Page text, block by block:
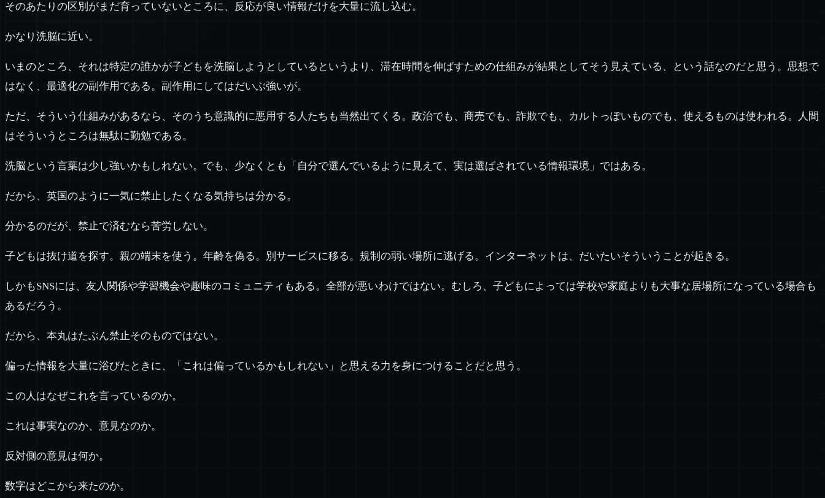
そのあたりの区別がまだ育っていないところに、反応が良い情報だけを大量に流し込む。
かなり洗脳に近い。
いまのところ、それは特定の誰かが子どもを洗脳しようとしているというより、滞在時間を伸ばすための仕組みが結果としてそう見えている、という話なのだと思う。思想で
はなく、最適化の副作用である。副作用にしてはだいぶ強いが。
ただ、そういう仕組みがあるなら、そのうち意識的に悪用する人たちも当然出てくる。政治でも、商売でも、詐欺でも、カルトっぽいものでも、使えるものは使われる。人間
はそういうところは無駄に勤勉である。
洗脳という言葉は少し強いかもしれない。でも、少なくとも「自分で選んでいるように見えて、実は選ばされている情報環境」ではある。
だから、英国のように一気に禁止したくなる気持ちは分かる。
分かるのだが、禁止で済むなら苦労しない。
子どもは抜け道を探す。親の端末を使う。年齢を偽る。別サービスに移る。規制の弱い場所に逃げる。インターネットは、だいたいそういうことが起きる。
しかもSNSには、友人関係や学習機会や趣味のコミュニティもある。全部が悪いわけではない。むしろ、子どもによっては学校や家庭よりも大事な居場所になっている場合も
あるだろう。
だから、本丸はたぶん禁止そのものではない。
偏った情報を大量に浴びたときに、「これは偏っているかもしれない」と思える力を身につけることだと思う。
この人はなぜこれを言っているのか。
これは事実なのか、意見なのか。
反対側の意見は何か。
数字はどこから来たのか。